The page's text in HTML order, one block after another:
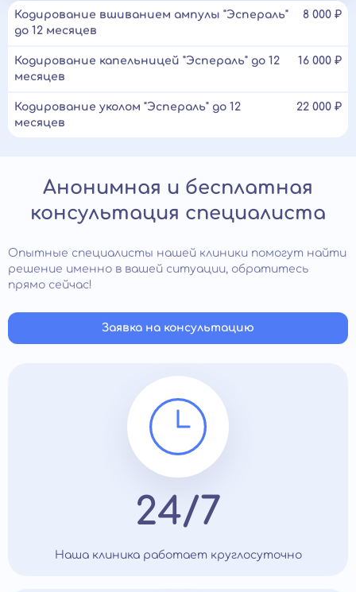
Кодирование вшиванием ампулы "Эспераль"
до 12 месяцев
8 000 ₽
Кодирование капельницей "Эспераль" до 12
месяцев
16 000 ₽
Кодирование уколом "Эспераль" до 12
месяцев
22 000 ₽
Анонимная и бесплатная
консультация специалиста
Опытные специалисты нашей клиники помогут найти
решение именно в вашей ситуации, обратитесь
прямо сейчас!
Заявка на консультацию
24/7
Наша клиника работает круглосуточно